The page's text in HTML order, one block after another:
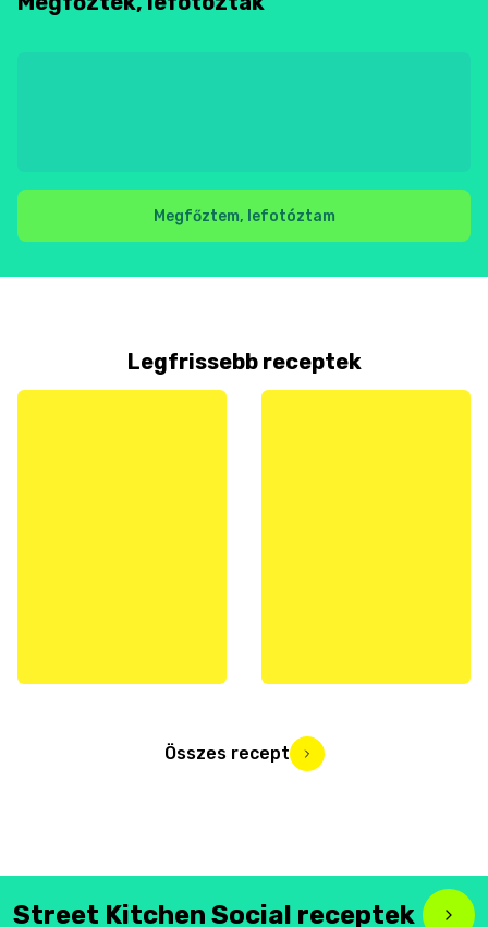
Megfőztem, lefotóztam
Legfrissebb receptek
Összes recept
Street Kitchen Social receptek